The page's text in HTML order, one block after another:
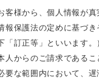
客様から、個人情報が
報保護法の定めに基づ
「訂正等」といいます
人からのご請求であるこ
要な範囲内において、